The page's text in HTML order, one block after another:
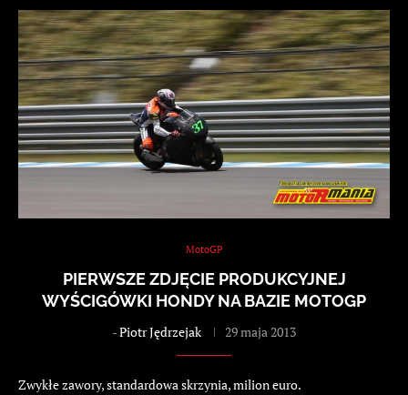
MotoGP
PIERWSZE ZDJĘCIE PRODUKCYJNEJ
WYŚCIGÓWKI HONDY NA BAZIE MOTOGP
-Piotr Jędrzejak 29 maja 2013
Zwykłe zawory, standardowa skrzynia, milion euro.